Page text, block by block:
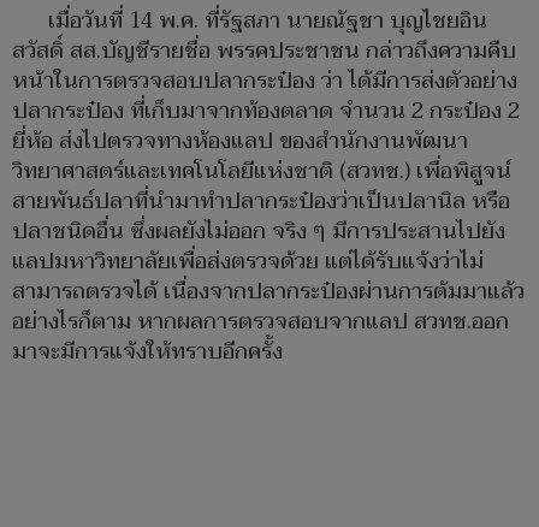
เมื่อวันที่ 14 พ.ค. ที่รัฐสภา นายณัฐชา บุญไชยอิน
สวัสดิ์ สส.บัญชีรายชื่อ พรรคประชาชน กล่าวถึงความคืบ
หน้าในการตรวจสอบปลากระป๋อง ว่า ได้มีการส่งตัวอย่าง
ปลากระป๋อง ที่เก็บมาจากท้องตลาด จำนวน 2 กระป๋อง 2
ยี่ห้อ ส่งไปตรวจทางห้องแลป ของสำนักงานพัฒนา
วิทยาศาสตร์และเทคโนโลยีแห่งชาติ (สวทช.) เพื่อพิสูจน์
สายพันธ์ปลาที่นำมาทำปลากระป๋องว่าเป็นปลานิล หรือ
ปลาชนิดอื่น ซึ่งผลยังไม่ออก จริง ๆ มีการประสานไปยัง
แลปมหาวิทยาลัยเพื่อส่งตรวจด้วย แต่ได้รับแจ้งว่าไม่
สามารถตรวจได้ เนื่องจากปลากระป๋องผ่านการต้มมาแล้ว
อย่างไรก็ตาม หากผลการตรวจสอบจากแลป สวทช.ออก
มาจะมีการแจ้งให้ทราบอีกครั้ง